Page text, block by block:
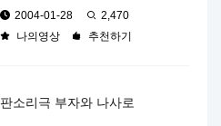
2004-01-28
2,470
나의영상
추천하기
판소리극 부자와 나사로